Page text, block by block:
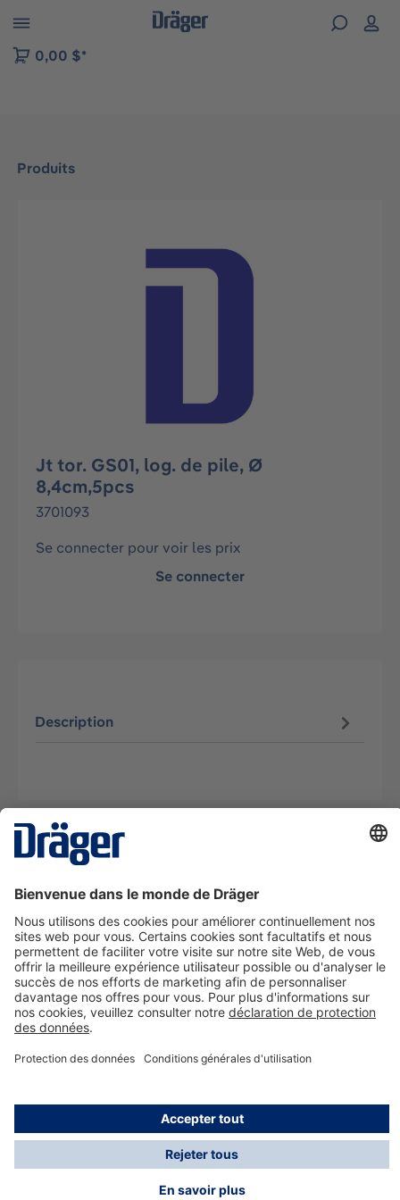
to B2B platform navigation
0,00 $*
Produits
Ignorer la galerie d'images
Jt tor. GS01, log. de pile, Ø
8,4cm,5pcs
3701093
Se connecter pour voir les prix
Se connecter
Description
La technologie
Nous contacter
A propos de Dräger
Informations
*Les taxes et les frais d'expédition ne sont pas inclus
dans les prix indiqués, sauf mention contraire. Des frais
supplémentaires peuvent s'appliquer.